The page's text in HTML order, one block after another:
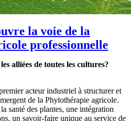
la voie de la
professionnelle
alliées de toutes les cultures?
acteur industriel à structurer et
de la Phytothérapie agricole.
santé des plantes, une intégration
un savoir-faire unique au service de